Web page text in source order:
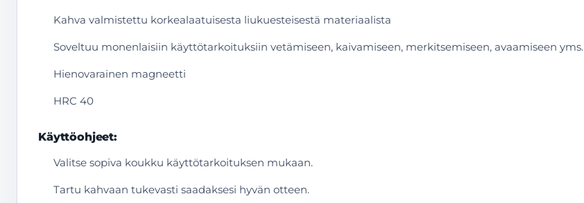
Kahva valmistettu korkealaatuisesta liukuesteisestä materiaalista
Soveltuu monenlaisiin käyttötarkoituksiin vetämiseen, kaivamiseen, merkitsemiseen, avaamiseen yms.
Hienovarainen magneetti
HRC 40
Käyttöohjeet:
Valitse sopiva koukku käyttötarkoituksen mukaan.
Tartu kahvaan tukevasti saadaksesi hyvän otteen.